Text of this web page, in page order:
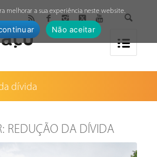
dívida
REDUÇÃO DA DÍVIDA
melhorar a sua experiência neste website.
Não aceitar